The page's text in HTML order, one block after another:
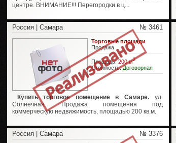
центре. ВНИМАНИЕ!!! Перегородки в ц...
Россия | Самара № 3461
Торговые площади
Продажа
Площадь:200 м2
Стоимость: Договорная
Купить торговое помещение в Самаре. ул.
Солнечная. Продажа помещения под
коммерческую недвижимость, площадью 200 кв.м.
Россия | Самара № 3376